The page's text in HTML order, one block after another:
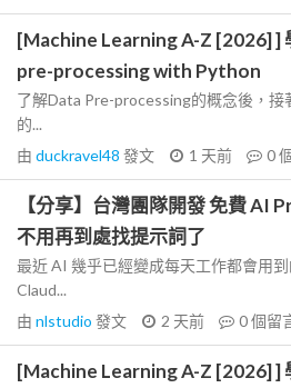
[Machine Learning A-Z [2026] ]
pre-processing with Python
了解Data Pre-processing的概念後，接
的...
由 duckravel48 發文 1 天前 0
【分享】台灣團隊開發 免費 AI
不用再到處找提示詞了
最近 AI 幾乎已經變成每天工作都會用
Claud...
由 nlstudio 發文 2 天前 0個留
[Machine Learning A-Z [2026] ]